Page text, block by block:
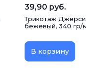
39,90 руб.
Трикотаж Джерси
бежевый, 340 гр/м2
В корзину